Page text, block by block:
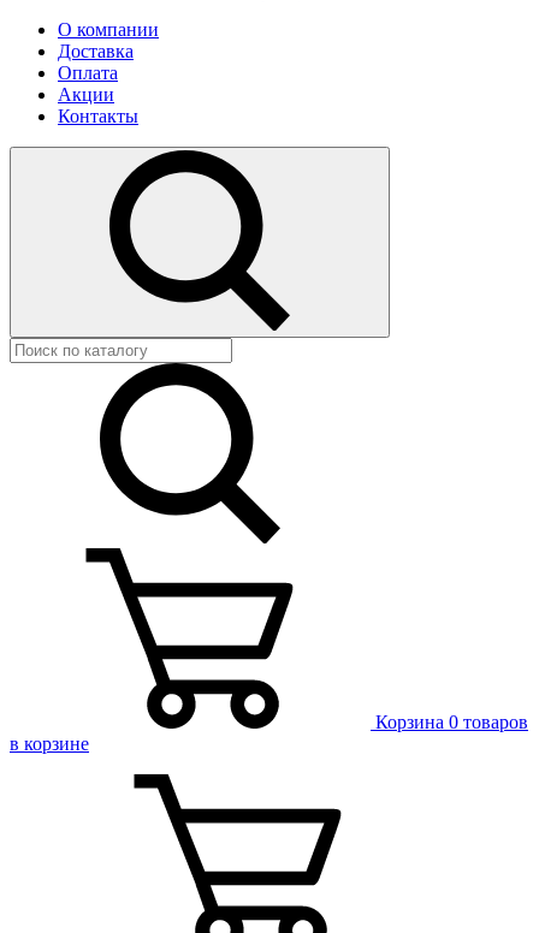
О компании
Доставка
Оплата
Акции
Контакты
Корзина 0 товаров
в корзине